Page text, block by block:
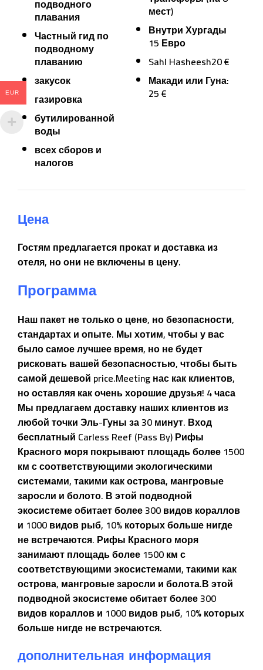
подводного
плавания
Частный гид по
подводному
плаванию
закусок
газировка
бутилированной
воды
всех сборов и
налогов
мест)
Внутри Хургады
15 Евро
Sahl Hasheesh20 €
Макади или Гуна:
25 €
Цена
Гостям предлагается прокат и доставка из
отеля, но они не включены в цену.
Программа
Наш пакет не только о цене, но безопасности,
стандартах и опыте. Мы хотим, чтобы у вас
было самое лучшее время, но не будет
рисковать вашей безопасностью, чтобы быть
самой дешевой price.Meeting нас как клиентов,
но оставляя как очень хорошие друзья! 4 часа
Мы предлагаем доставку наших клиентов из
любой точки Эль-Гуны за 30 минут. Вход
бесплатный Carless Reef (Pass By) Рифы
Красного моря покрывают площадь более 1500
км с соответствующими экологическими
системами, такими как острова, мангровые
заросли и болото. В этой подводной
экосистеме обитает более 300 видов кораллов
и 1000 видов рыб, 10% которых больше нигде
не встречаются. Рифы Красного моря
занимают площадь более 1500 км с
соответствующими экосистемами, такими как
острова, мангровые заросли и болота.В этой
подводной экосистеме обитает более 300
видов кораллов и 1000 видов рыб, 10% которых
больше нигде не встречаются.
дополнительная информация
EUR